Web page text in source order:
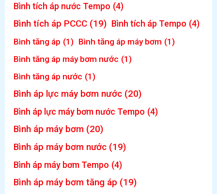
Bình tích áp nước Tempo (4)
Bình tích áp PCCC (19) Bình tích áp Tempo (4)
Bình tăng áp (1) Bình tăng áp máy bơm (1)
Bình tăng áp máy bơm nước (1)
Bình tăng áp nước (1)
Bình áp lực máy bơm nước (20)
Bình áp lực máy bơm nước Tempo (4)
Bình áp máy bơm (20)
Bình áp máy bơm nước (19)
Bình áp máy bơm Tempo (4)
Bình áp máy bơm tăng áp (19)